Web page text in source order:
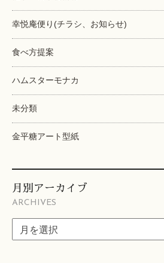
幸悦庵便り(チラシ、お知らせ)
食べ方提案
ハムスターモナカ
未分類
金平糖アート型紙
月別アーカイブ
ARCHIVES